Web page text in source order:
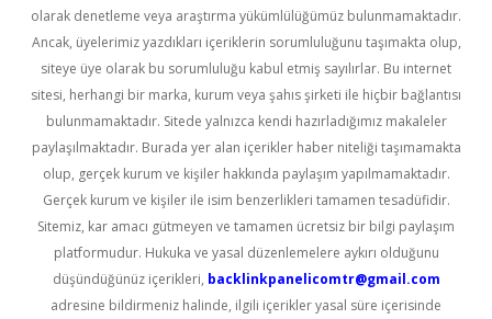
olarak denetleme veya araştırma yükümlülüğümüz bulunmamaktadır.
Ancak, üyelerimiz yazdıkları içeriklerin sorumluluğunu taşımakta olup,
siteye üye olarak bu sorumluluğu kabul etmiş sayılırlar. Bu internet
sitesi, herhangi bir marka, kurum veya şahıs şirketi ile hiçbir bağlantısı
bulunmamaktadır. Sitede yalnızca kendi hazırladığımız makaleler
paylaşılmaktadır. Burada yer alan içerikler haber niteliği taşımamakta
olup, gerçek kurum ve kişiler hakkında paylaşım yapılmamaktadır.
Gerçek kurum ve kişiler ile isim benzerlikleri tamamen tesadüfidir.
Sitemiz, kar amacı gütmeyen ve tamamen ücretsiz bir bilgi paylaşım
platformudur. Hukuka ve yasal düzenlemelere aykırı olduğunu
düşündüğünüz içerikleri, backlinkpanelicomtr@gmail.com
adresine bildirmeniz halinde, ilgili içerikler yasal süre içerisinde